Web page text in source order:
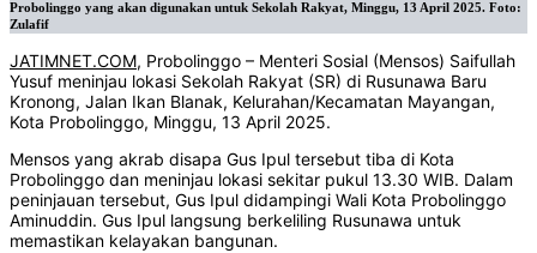
Probolinggo yang akan digunakan untuk Sekolah Rakyat, Minggu, 13 April 2025. Foto:
Zulafif
JATIMNET.COM, Probolinggo – Menteri Sosial (Mensos) Saifullah
Yusuf meninjau lokasi Sekolah Rakyat (SR) di Rusunawa Baru
Kronong, Jalan Ikan Blanak, Kelurahan/Kecamatan Mayangan,
Kota Probolinggo, Minggu, 13 April 2025.
Mensos yang akrab disapa Gus Ipul tersebut tiba di Kota
Probolinggo dan meninjau lokasi sekitar pukul 13.30 WIB. Dalam
peninjauan tersebut, Gus Ipul didampingi Wali Kota Probolinggo
Aminuddin. Gus Ipul langsung berkeliling Rusunawa untuk
memastikan kelayakan bangunan.